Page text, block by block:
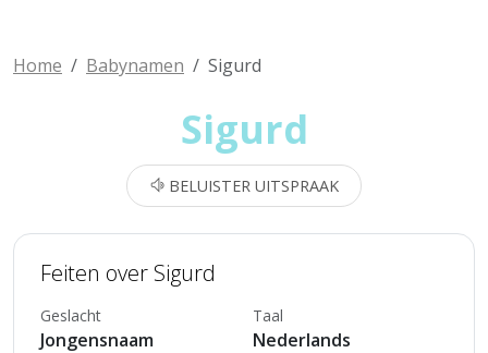
Home Babynamen Sigurd
Sigurd
BELUISTER UITSPRAAK
Feiten over Sigurd
Geslacht
Jongensnaam
Taal
Nederlands